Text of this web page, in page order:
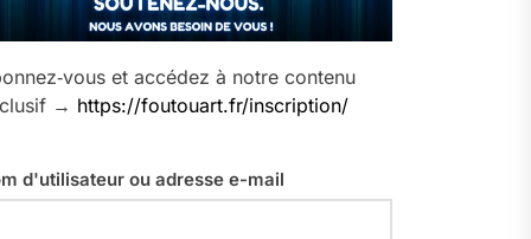
et accédez à notre contenu
→ https://foutouart.fr/inscription/
d'utilisateur ou adresse e-mail